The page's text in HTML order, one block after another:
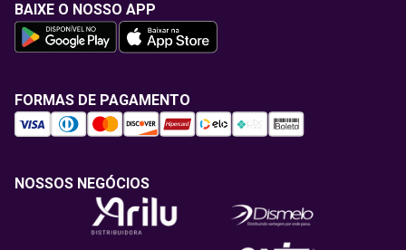
BAIXE O NOSSO APP
FORMAS DE PAGAMENTO
NOSSOS NEGÓCIOS